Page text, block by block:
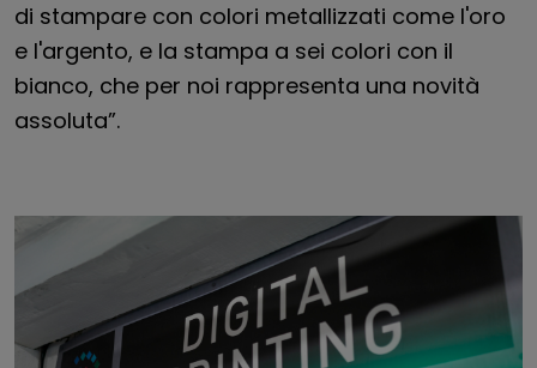
di stampare con colori metallizzati come l'oro
e l'argento, e la stampa a sei colori con il
bianco, che per noi rappresenta una novità
assoluta”.